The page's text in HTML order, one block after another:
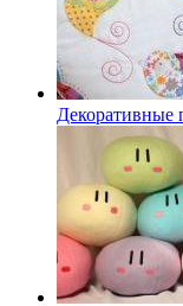
Декоративные